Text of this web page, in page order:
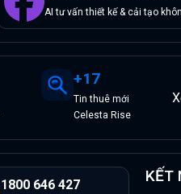
AI tư vấn thiết kế & cải tạo
+17
Tinthuêmới
Celesta Rise
1800 646 427 KẾT